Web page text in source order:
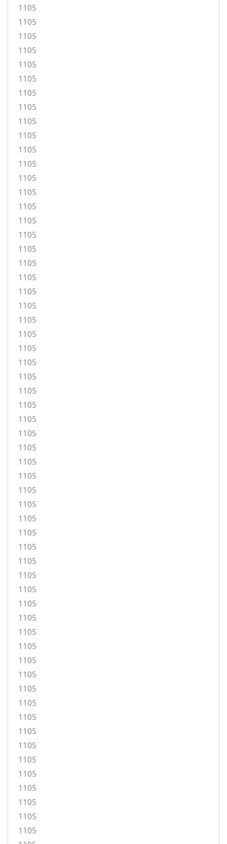
1105
1105
1105
1105
1105
1105
1105
1105
1105
1105
1105
1105
1105
1105
1105
1105
1105
1105
1105
1105
1105
1105
1105
1105
1105
1105
1105
1105
1105
1105
1105
1105
1105
1105
1105
1105
1105
1105
1105
1105
1105
1105
1105
1105
1105
1105
1105
1105
1105
1105
1105
1105
1105
1105
1105
1105
1105
1105
1105